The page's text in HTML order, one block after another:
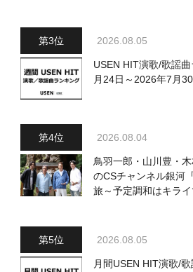
2026.08.05
USEN HIT演歌/歌謡
月24日～2026年7月30
2026.08.04
鳥羽一郎・山川豊・
のCSチャンネル銀河
旅～予定調和はキラ
2026.08.05
月間USEN HIT演歌/